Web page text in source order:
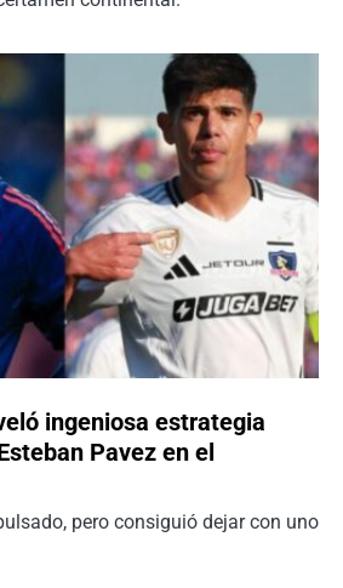
ingeniosa estrategia
Pavez en el
pero consiguió dejar con uno